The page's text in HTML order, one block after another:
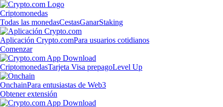
Criptomonedas
Todas las monedasCestasGanarStaking
Aplicación Crypto.comPara usuarios cotidianos
Comenzar
CriptomonedasTarjeta Visa prepagoLevel Up
OnchainPara entusiastas de Web3
Obtener extensión